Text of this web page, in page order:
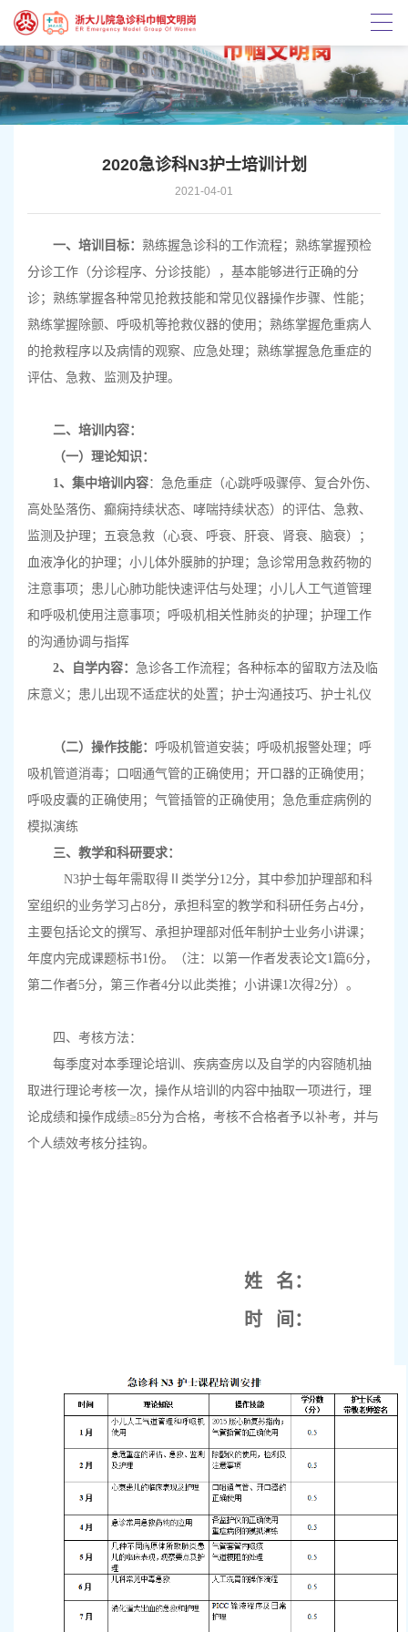
2020急诊科N3护士培训计划
2021-04-01
一、培训目标： 熟练握急诊科的工作流程；熟练掌握预检
分诊工作（分诊程序、分诊技能），基本能够进行正确的分
诊；熟练掌握各种常见抢救技能和常见仪器操作步骤、性能；
熟练掌握除颤、呼吸机等抢救仪器的使用；熟练掌握危重病人
的抢救程序以及病情的观察、应急处理；熟练掌握急危重症的
评估、急救、监测及护理。
二、培训内容：
（一）理论知识：
1、集中培训内容： 急危重症（心跳呼吸骤停、复合外伤、
高处坠落伤、癫痫持续状态、哮喘持续状态） 的评估、急救、
监测及护理 ；五衰急救（心衰、呼衰、肝衰、肾衰、脑衰）；
血液净化的护理；小儿体外膜肺的护理； 急诊常用急救药物的
注意事项； 患儿心肺功能快速评估与处理 ；小儿人工气道管理
和呼吸机使用 注意事项；呼吸机相关性肺炎的护理；护理工作
的沟通协调与指挥
2、自学内容： 急诊各工作流程；各种标本的留取方法及临
床意义； 患儿出现不适症状的处置 ； 护士沟通技巧、护士礼仪
（二）操作技能： 呼吸机管道安装；呼吸机报警处理；呼
吸机管道消毒； 口咽通气管的正确使用 ； 开口器的正确使用 ；
呼吸皮囊的正确使用；气管插管的正确使用；急危重症病例的
模拟演练
三、教学和科研要求：
N3护士每年需取得Ⅱ类学分12分，其中参加护理部和科
室组织的业务学习占8分，承担科室的教学和科研任务占4分，
主要包括论文的撰写、承担护理部对低年制护士业务小讲课；
年度内完成课题标书1份。（注：以第一作者发表论文1篇6分，
第二作者5分，第三作者4分以此类推；小讲课1 次得2分）。
四、考核方法：
每季度对本季理论培训、疾病查房以及自学的内容随机抽
取进行理论考核一次，操作从培训的内容中抽取一项进行，理
论成绩和操作成绩≥85分为合格，考核不合格者予以补考，并与
个人绩效考核分挂钩。
姓 名：
时 间：